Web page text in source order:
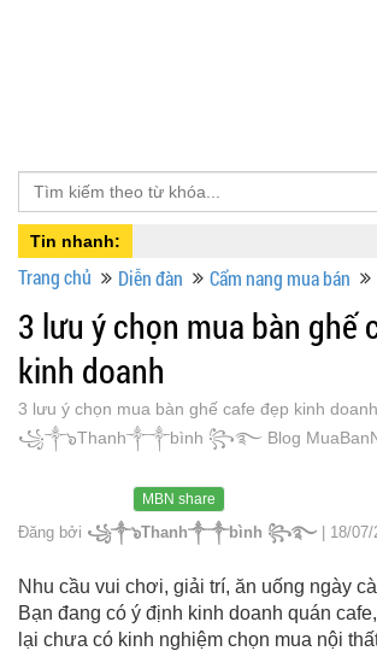
Tin nhanh:
Trang chủ Diễn đàn Cẩm nang mua bán
3 lưu ý chọn mua bàn ghế
kinh doanh
3 lưu ý chọn mua bàn ghế cafe đẹp kinh
꧁༒๖Thanh༒༒bình ꧂࿐ Blog
MBN share
Đăng bởi ꧁༒๖Thanh༒༒bình ꧂࿐ | 18/07/
Nhu cầu vui chơi, giải trí, ăn uống ngày
Bạn đang có ý định kinh doanh quán
lại chưa có kinh nghiệm chọn mua nội